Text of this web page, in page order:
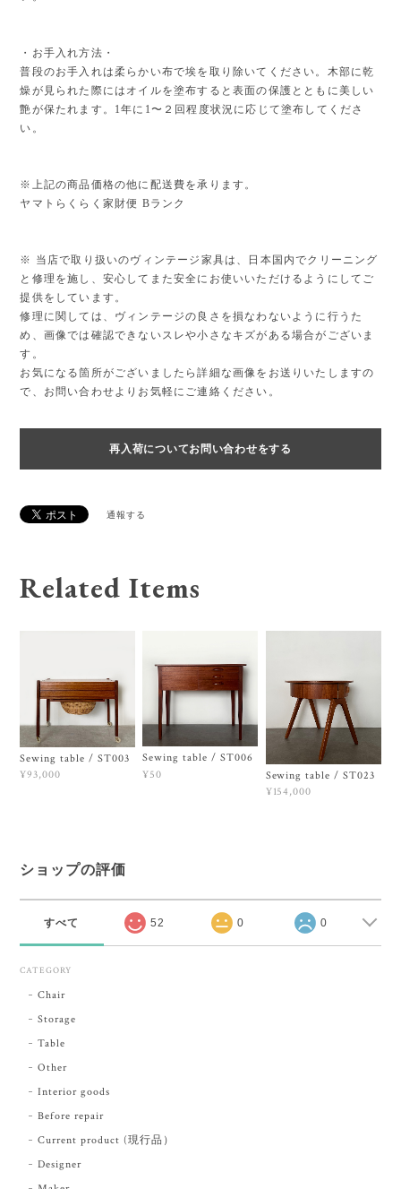
・お手入れ方法・
普段のお手入れは柔らかい布で埃を取り除いてください。木部に乾
燥が見られた際にはオイルを塗布すると表面の保護とともに美しい
艶が保たれます。1年に1〜２回程度状況に応じて塗布してくださ
い。
※上記の商品価格の他に配送費を承ります。
ヤマトらくらく家財便 Bランク
※ 当店で取り扱いのヴィンテージ家具は、日本国内でクリーニング
と修理を施し、安心してまた安全にお使いいただけるようにしてご
提供をしています。
修理に関しては、ヴィンテージの良さを損なわないように行うた
め、画像では確認できないスレや小さなキズがある場合がございま
す。
お気になる箇所がございましたら詳細な画像をお送りいたしますの
で、お問い合わせよりお気軽にご連絡ください。
再入荷についてお問い合わせをする
通報する
Related Items
Sewing table / ST003
¥93,000
Sewing table / ST006
¥50
Sewing table / ST023
¥154,000
ショップの評価
すべて 52 0 0
CATEGORY
Chair
Storage
Table
Other
Interior goods
Before repair
Current product (現行品）
Designer